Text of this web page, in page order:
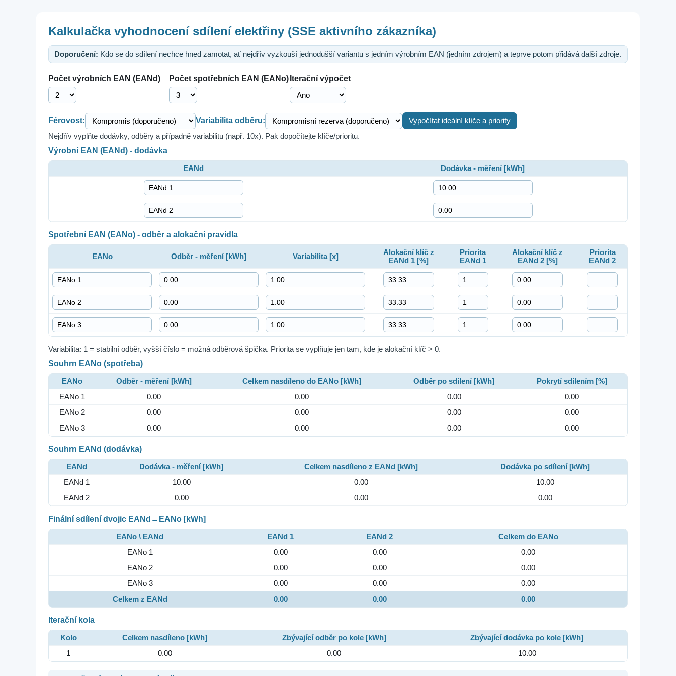
Kalkulačka vyhodnocení sdílení elektřiny (SSE aktivního zákazníka)
Doporučení: Kdo se do sdílení nechce hned zamotat, ať nejdřív vyzkouší jednodušší variantu s jedním výrobním EAN (jedním zdrojem) a teprve potom přidává další zdroje.
Počet výrobních EAN (EANd) Počet spotřebních EAN (EANo) Iterační výpočet
Férovost: Variabilita odběru:
Vypočítat ideální klíče a priority
Nejdřív vyplňte dodávky, odběry a případně variabilitu (např. 10x). Pak dopočítejte klíče/prioritu.
Výrobní EAN (EANd) - dodávka
EANd Dodávka - měření [kWh]
Spotřební EAN (EANo) - odběr a alokační pravidla
EANo Odběr - měření [kWh] Variabilita [x]
Alokační klíč z
EANd 1 [%]
Priorita
EANd 1
Alokační klíč z
EANd 2 [%]
Priorita
EANd 2
Variabilita: 1 = stabilní odběr, vyšší číslo = možná odběrová špička. Priorita se vyplňuje jen tam, kde je alokační klíč > 0.
Souhrn EANo (spotřeba)
EANo Odběr - měření [kWh] Celkem nasdíleno do EANo [kWh] Odběr po sdílení [kWh]
Pokrytí sdílením [%]
EANo 1
0.00 0.00 0.00
0.00
EANo 2
0.00 0.00 0.00
0.00
EANo 3
0.00 0.00 0.00 0.00
Souhrn EANd (dodávka)
EANd Dodávka - měření [kWh] Celkem nasdíleno z EANd [kWh]
Dodávka po sdílení [kWh]
EANd 1
10.00 0.00
10.00
EANd 2
0.00 0.00 0.00
Finální sdílení dvojic EANd→EANo [kWh]
EANo \ EANd EANd 1 EANd 2
Celkem do EANo
EANo 1
0.00 0.00
0.00
EANo 2
0.00 0.00
0.00
EANo 3
0.00 0.00
0.00
Celkem z EANd
0.00 0.00 0.00
Iterační kola
Kolo Celkem nasdíleno [kWh] Zbývající odběr po kole [kWh]
Zbývající dodávka po kole [kWh]
1
0.00 0.00 10.00